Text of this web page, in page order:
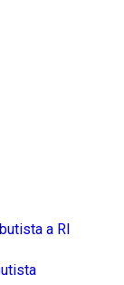
a RI